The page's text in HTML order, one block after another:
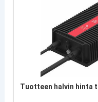
Tuotteen halvin hinta